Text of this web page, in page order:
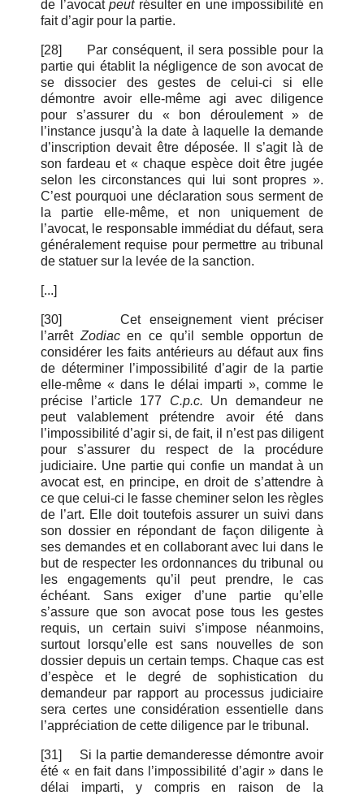
de l’avocatpeutrésulter en une impossibilité en
fait d’agir pour la partie.
[28]
Par conséquent, il sera possible pour la
partie qui établit la négligence de son avocat de
se dissocier des gestes de celui-ci si elle
démontre avoir elle-même agi avec diligence
pour s’assurer du « bon déroulement » de
l’instance jusqu’à la date à laquelle la demande
d’inscription devait être déposée. Il s’agit là de
son fardeau et « chaque espèce doit être jugée
selon les circonstances qui lui sont propres ».
C’est pourquoi une déclaration sous serment de
la partie elle-même, et non uniquement de
l’avocat, le responsable immédiat du défaut, sera
généralement requise pour permettre au tribunal
de statuer sur la levée de la sanction.
[...]
[30]
Cet enseignement vient préciser
l’arrêt Zodiacen ce qu’il semble opportun de
considérer les faits antérieurs au défaut aux fins
de déterminer l’impossibilité d’agir de la partie
elle-même « dans le délai imparti », comme le
précise l’article 177 C.p.c. Un demandeur ne
peut valablement prétendre avoir été dans
l’impossibilité d’agir si, de fait, il n’est pas diligent
pour s’assurer du respect de la procédure
judiciaire. Une partie qui confie un mandat à un
avocat est, en principe, en droit de s’attendre à
ce que celui-ci le fasse cheminer selon les règles
de l’art. Elle doit toutefois assurer un suivi dans
son dossier en répondant de façon diligente à
ses demandes et en collaborant avec lui dans le
but de respecter les ordonnances du tribunal ou
les engagements qu’il peut prendre, le cas
échéant. Sans exiger d’une partie qu’elle
s’assure que son avocat pose tous les gestes
requis, un certain suivi s’impose néanmoins,
surtout lorsqu’elle est sans nouvelles de son
dossier depuis un certain temps. Chaque cas est
d’espèce et le degré de sophistication du
demandeur par rapport au processus judiciaire
sera certes une considération essentielle dans
l’appréciation de cette diligence par le tribunal.
[31]
Si la partie demanderesse démontre avoir
été « en fait dans l’impossibilité d’agir » dans le
délai imparti, y compris en raison de la